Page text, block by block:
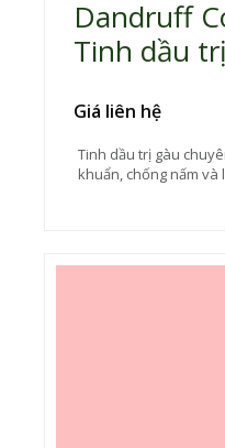
Dandruff
Tinh dầu
Giá liên hệ
Tinh dầu trị gàu chuyên sâu, nhờ vào hoạt động kháng
khuẩn, chống nấm và